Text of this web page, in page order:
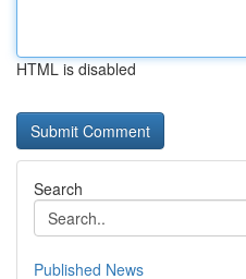
HTML is disabled
Search
Published News